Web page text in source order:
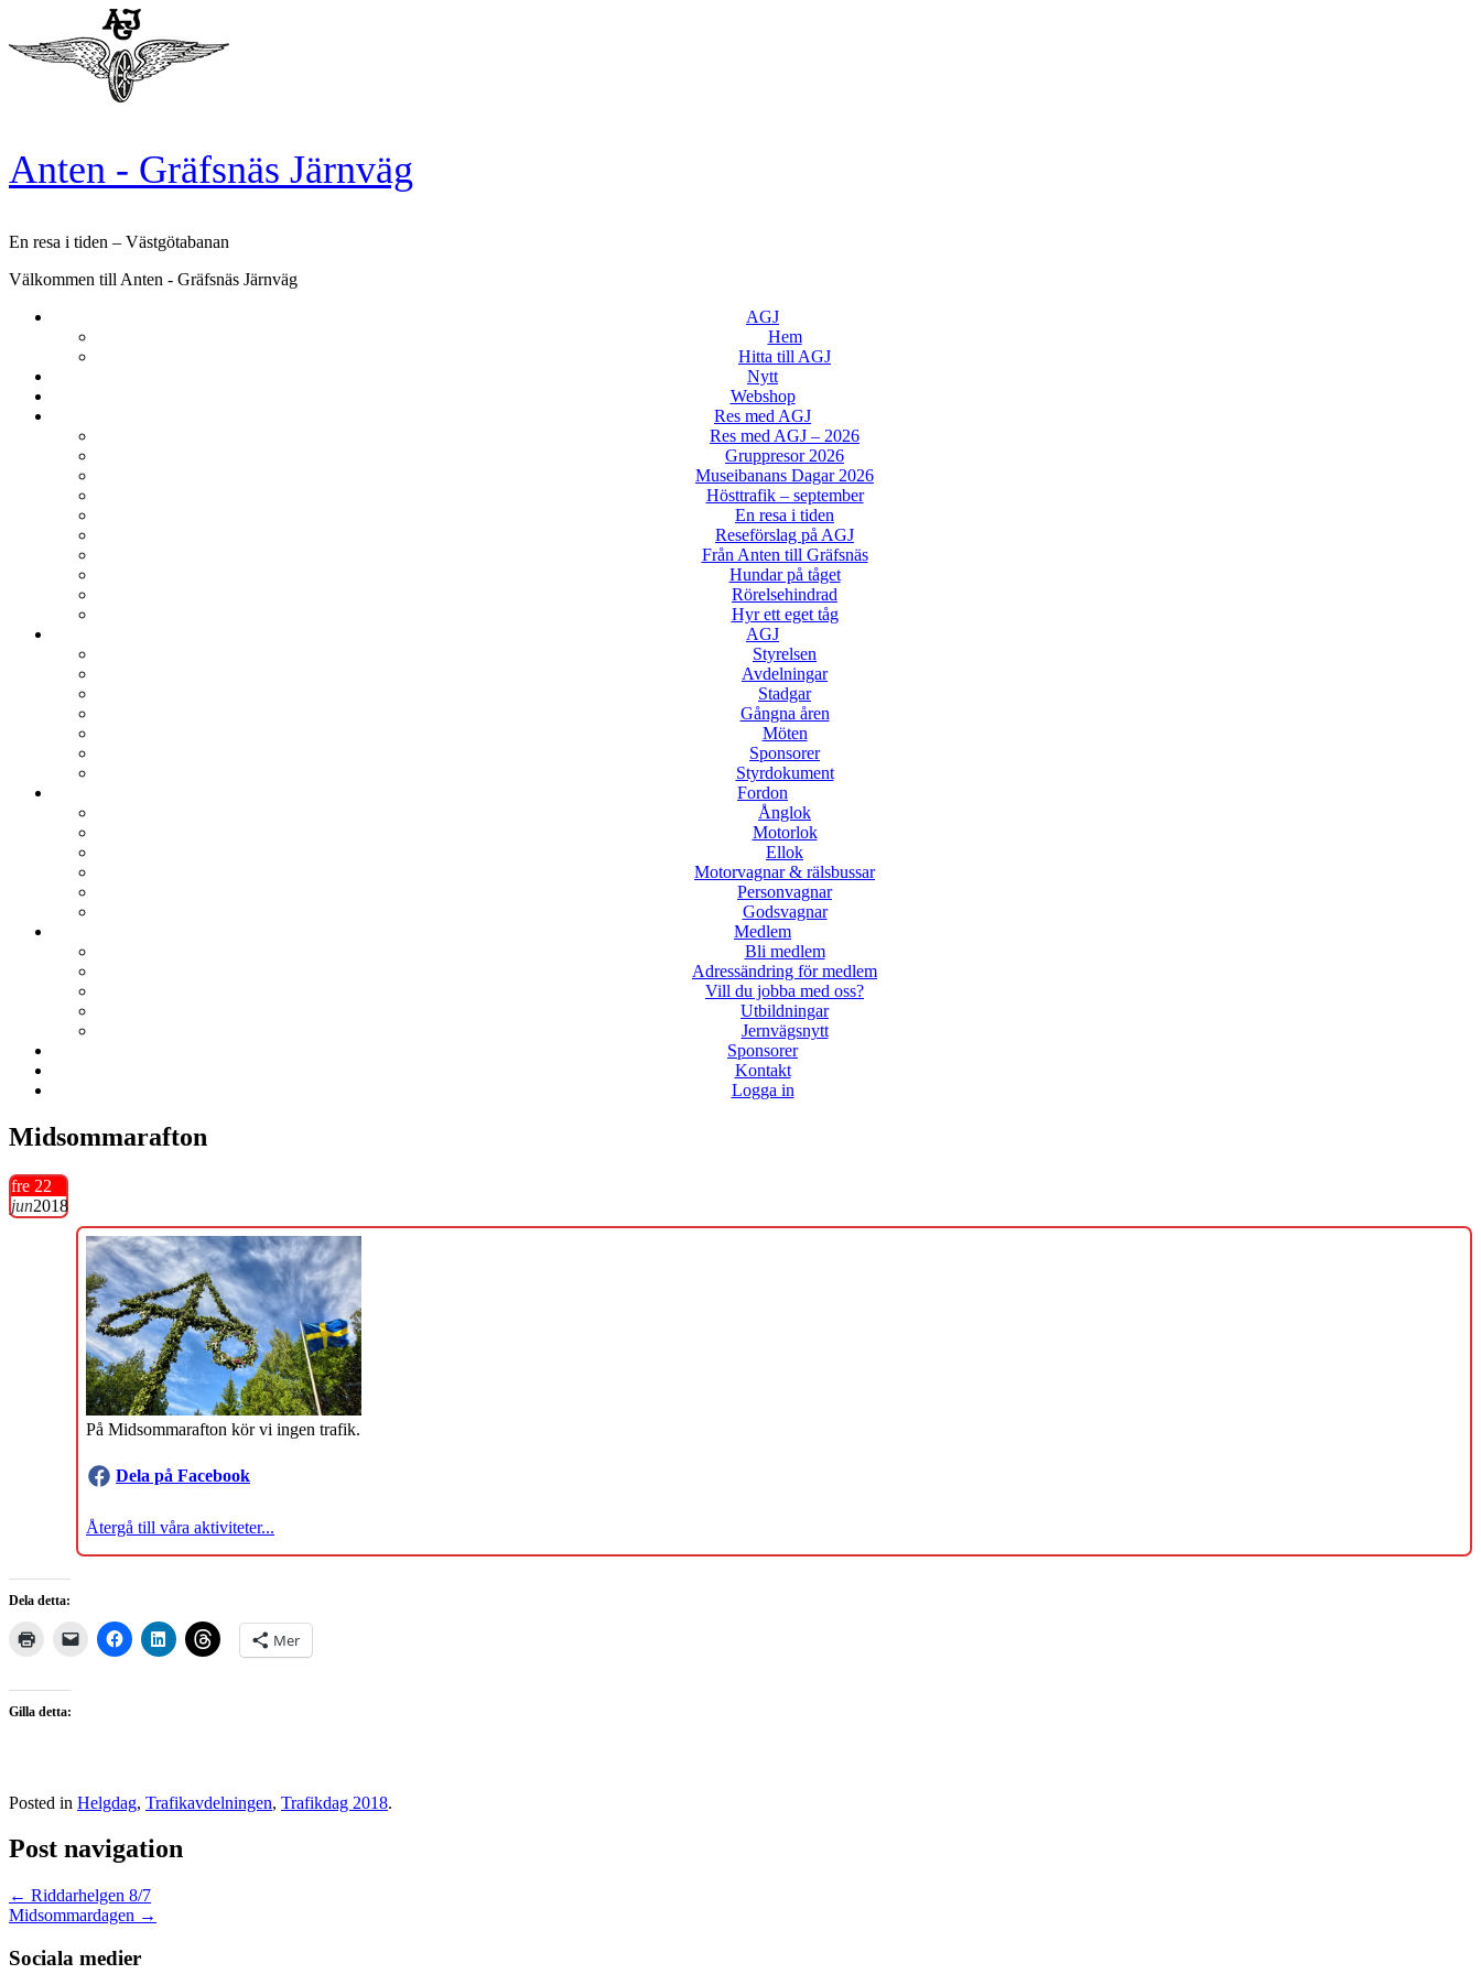
content
Anten - Gräfsnäs Järnväg
En resa i tiden – Västgötabanan
Välkommen till Anten - Gräfsnäs Järnväg
AGJ
Hem
Hitta till AGJ
Nytt
Webshop
Res med AGJ
Res med AGJ – 2026
Gruppresor 2026
Museibanans Dagar 2026
Hösttrafik – september
En resa i tiden
Reseförslag på AGJ
Från Anten till Gräfsnäs
Hundar på tåget
Rörelsehindrad
Hyr ett eget tåg
AGJ
Styrelsen
Avdelningar
Stadgar
Gångna åren
Möten
Sponsorer
Styrdokument
Fordon
Ånglok
Motorlok
Ellok
Motorvagnar & rälsbussar
Personvagnar
Godsvagnar
Medlem
Bli medlem
Adressändring för medlem
Vill du jobba med oss?
Utbildningar
Jernvägsnytt
Sponsorer
Kontakt
Logga in
Midsommarafton
fre 22
jun2018
På Midsommarafton kör vi ingen trafik.
Dela på Facebook
Återgå till våra aktiviteter...
Dela detta:
Mer
Gilla detta:
Posted in Helgdag, Trafikavdelningen, Trafikdag 2018.
Post navigation
← Riddarhelgen 8/7
Midsommardagen →
Sociala medier